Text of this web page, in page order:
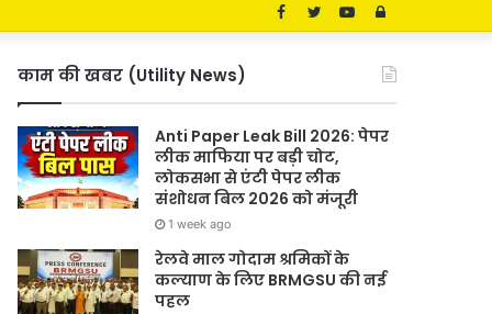
Log
YouTube
Twitter
Facebook
काम की खबर (Utility News)
Anti Paper Leak Bill 2026: पेपर
लीक माफिया पर बड़ी चोट,
लोकसभा से एंटी पेपर लीक
संशोधन बिल 2026 को मंजूरी
1 week ago
रेलवे माल गोदाम श्रमिकों के
कल्याण के लिए BRMGSU की नई
पहल